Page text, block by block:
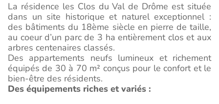
La résidence les Clos du Val de Drôme est située
dans un site historique et naturel exceptionnel :
des bâtiments du 18ème siècle en pierre de taille,
au coeur d’un parc de 3 ha entièrement clos et aux
arbres centenaires classés.
Des appartements neufs lumineux et richement
équipés de 30 à 70 m² conçus pour le confort et le
bien-être des résidents.
Des équipements riches et variés :